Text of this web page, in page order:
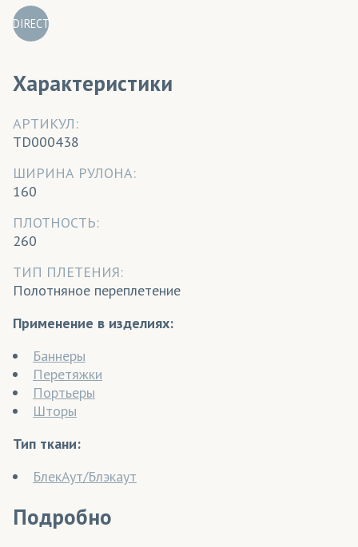
DIRECT
Характеристики
АРТИКУЛ:
TD000438
ШИРИНА РУЛОНА:
160
ПЛОТНОСТЬ:
260
ТИП ПЛЕТЕНИЯ:
Полотняное переплетение
Применение в изделиях:
Баннеры
Перетяжки
Портьеры
Шторы
Тип ткани:
БлекАут/Блэкаут
Подробно